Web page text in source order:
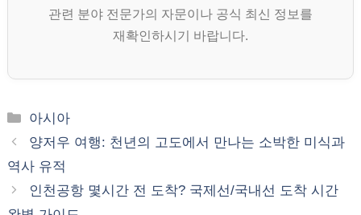
관련 분야 전문가의 자문이나 공식 최신 정보를
재확인하시기 바랍니다.
카
테
리
아시아
양저우 여행: 천년의 고도에서 만나는 소박한 미식과
역사 유적
인천공항 몇시간 전 도착? 국제선/국내선 도착 시간